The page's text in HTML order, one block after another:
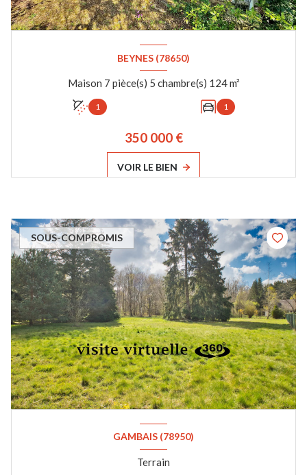
BEYNES (78650)
Maison 7 pièce(s) 5 chambre(s) 124 m²
1 1
350 000 €
VOIR LE BIEN
SOUS-COMPROMIS
GAMBAIS (78950)
Terrain